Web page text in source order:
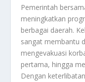
Pemerintah
meningkatkan
berbagai daerah.
sangat membantu
mengevakuasi
pertama, hingga
Dengan